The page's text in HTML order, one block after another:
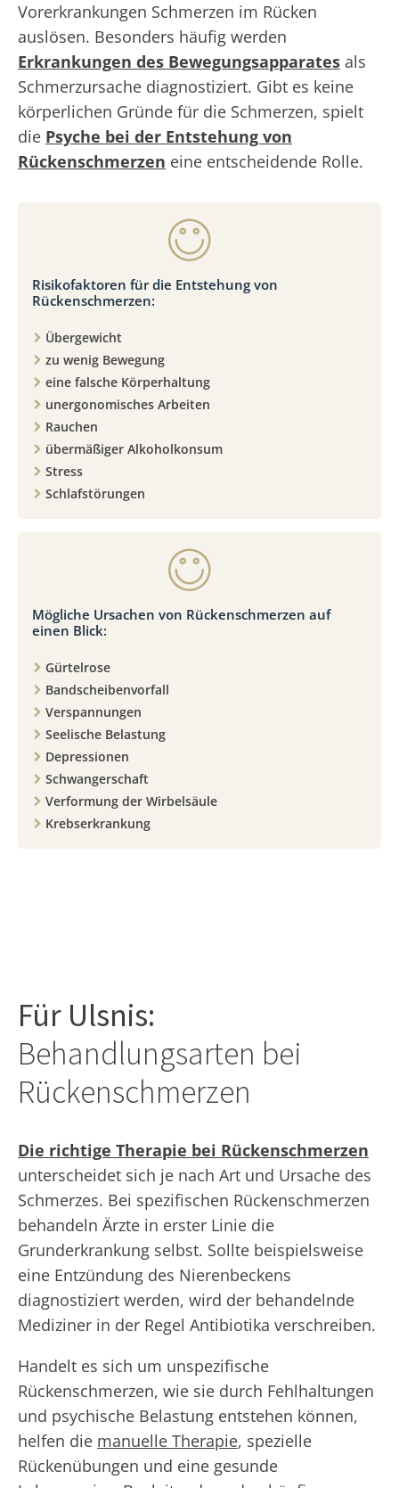
Vorerkrankungen Schmerzen im Rücken
auslösen. Besonders häufig werden
Erkrankungen des Bewegungsapparates als
Schmerzursache diagnostiziert. Gibt es keine
körperlichen Gründe für die Schmerzen, spielt
die Psyche bei der Entstehung von
Rückenschmerzen eine entscheidende Rolle.
Risikofaktoren für die Entstehung von
Rückenschmerzen:
Übergewicht
zu wenig Bewegung
eine falsche Körperhaltung
unergonomisches Arbeiten
Rauchen
übermäßiger Alkoholkonsum
Stress
Schlafstörungen
Mögliche Ursachen von Rückenschmerzen auf
einen Blick:
Gürtelrose
Bandscheibenvorfall
Verspannungen
Seelische Belastung
Depressionen
Schwangerschaft
Verformung der Wirbelsäule
Krebserkrankung
Für Ulsnis:
Behandlungsarten bei
Rückenschmerzen
Die richtige Therapie bei Rückenschmerzen
unterscheidet sich je nach Art und Ursache des
Schmerzes. Bei spezifischen Rückenschmerzen
behandeln Ärzte in erster Linie die
Grunderkrankung selbst. Sollte beispielsweise
eine Entzündung des Nierenbeckens
diagnostiziert werden, wird der behandelnde
Mediziner in der Regel Antibiotika verschreiben.
Handelt es sich um unspezifische
Rückenschmerzen, wie sie durch Fehlhaltungen
und psychische Belastung entstehen können,
helfen die manuelle Therapie, spezielle
Rückenübungen und eine gesunde